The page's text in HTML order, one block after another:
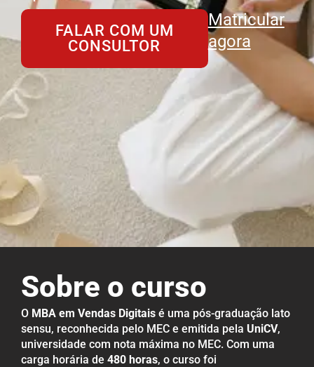
FALAR COM UM
CONSULTOR
Matricular
agora
Sobre o curso
O MBA em Vendas Digitais é uma pós-graduação lato
sensu, reconhecida pelo MEC e emitida pela UniCV,
universidade com nota máxima no MEC. Com uma
carga horária de 480 horas, o curso foi